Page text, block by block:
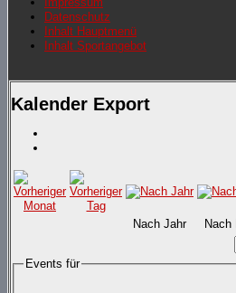
Datenschutz
Inhalt Hauptmenü
Inhalt Sportangebot
Kalender Export
Nach Jahr Nach
Events für